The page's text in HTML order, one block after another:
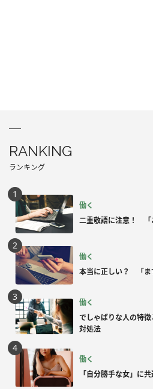
RANKING
ランキング
働く
二重敬語に注意！ 「
働く
本当に正しい？ 「ま
働く
でしゃばりな人の特
対処法
働く
「自分勝手な女」に